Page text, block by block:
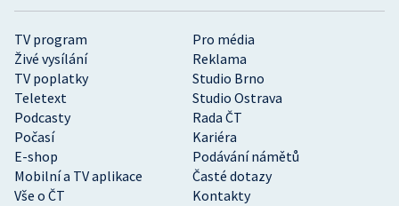
TV program
Pro média
Živé vysílání
Reklama
TV poplatky
Studio Brno
Teletext
Studio Ostrava
Podcasty
Rada ČT
Počasí
Kariéra
E-shop
Podávání námětů
Mobilní a TV aplikace
Časté dotazy
Vše o ČT
Kontakty